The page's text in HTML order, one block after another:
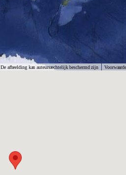
De afbeelding kan auteursrechtelijk beschermd zijn